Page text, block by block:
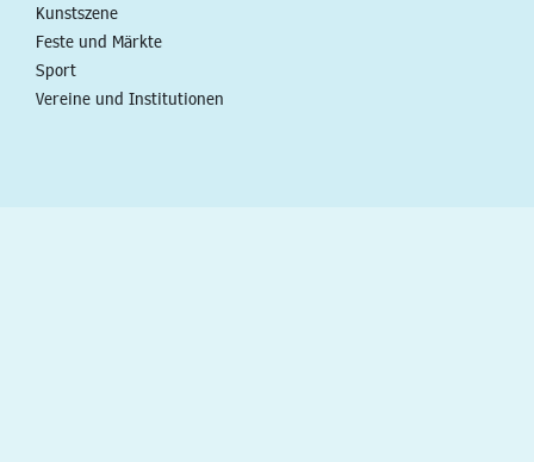
Kunstszene
Feste und Märkte
Sport
Vereine und Institutionen